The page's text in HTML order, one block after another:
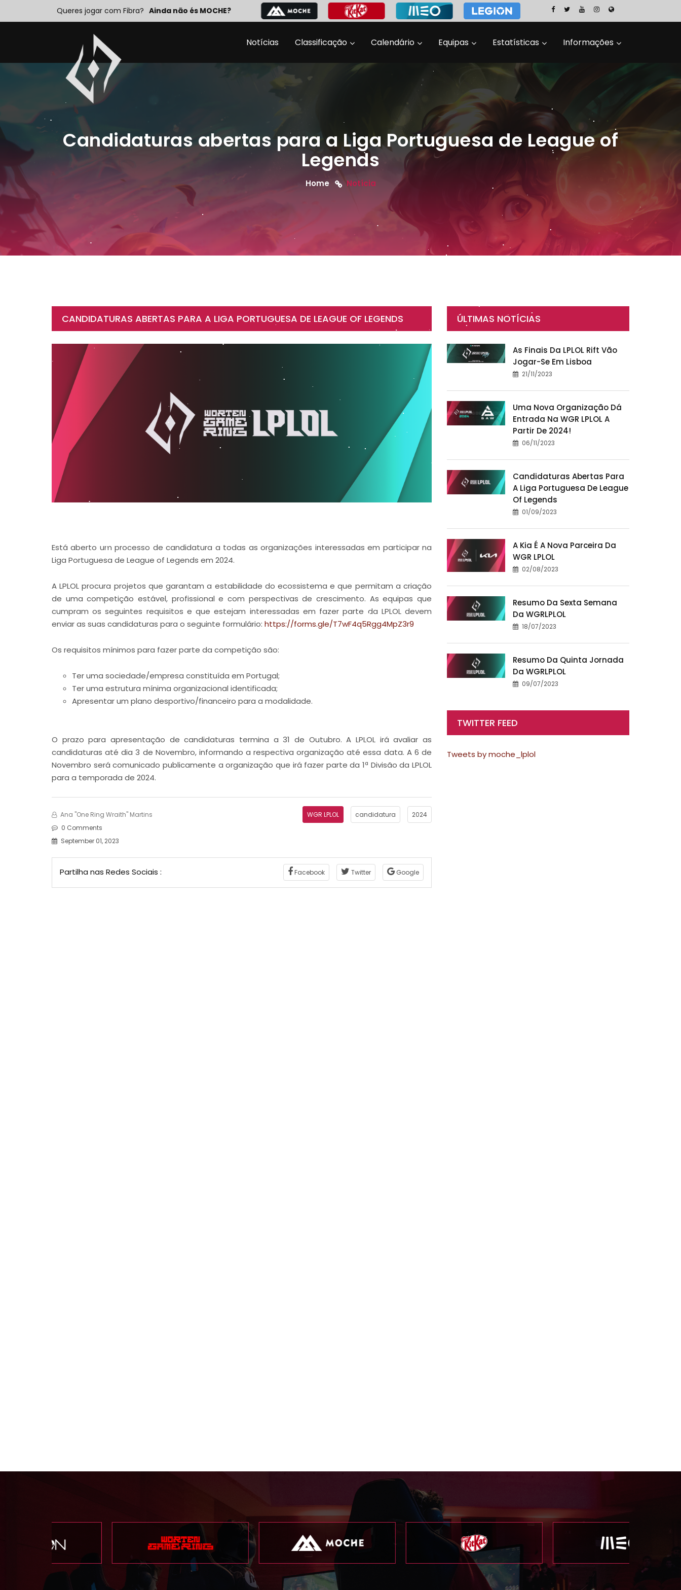
Queres jogar com Fibra? Ainda não és MOCHE?
Notícias Classificação Calendário Equipas Estatísticas Informações
Candidaturas abertas para a Liga Portuguesa de League of
Legends
Home Notícia
CANDIDATURAS ABERTAS PARA A LIGA PORTUGUESA DE LEAGUE OF LEGENDS
Está aberto um processo de candidatura a todas as organizações interessadas em participar na
Liga Portuguesa de League of Legends em 2024.
A LPLOL procura projetos que garantam a estabilidade do ecossistema e que permitam a criação
de uma competição estável, profissional e com perspectivas de crescimento. As equipas que
cumpram os seguintes requisitos e que estejam interessadas em fazer parte da LPLOL devem
enviar as suas candidaturas para o seguinte formulário: https://forms.gle/T7wF4q5Rgg4MpZ3r9
Os requisitos mínimos para fazer parte da competição são:
Ter uma sociedade/empresa constituída em Portugal;
Ter uma estrutura mínima organizacional identificada;
Apresentar um plano desportivo/financeiro para a modalidade.
O prazo para apresentação de candidaturas termina a 31 de Outubro. A LPLOL irá avaliar as
candidaturas até dia 3 de Novembro, informando a respectiva organização até essa data. A 6 de
Novembro será comunicado publicamente a organização que irá fazer parte da 1ª Divisão da LPLOL
para a temporada de 2024.
Ana "One Ring Wraith" Martins
0 Comments
September 01, 2023
WGR LPLOL candidatura 2024
Partilha nas Redes Sociais : Facebook Twitter Google
ÚLTIMAS NOTÍCIAS
As Finais Da LPLOL Rift Vão
Jogar-Se Em Lisboa
21/11/2023
Uma Nova Organização Dá
Entrada Na WGR LPLOL A
Partir De 2024!
06/11/2023
Candidaturas Abertas Para
A Liga Portuguesa De League
Of Legends
01/09/2023
A Kia É A Nova Parceira Da
WGR LPLOL
02/08/2023
Resumo Da Sexta Semana
Da WGRLPLOL
18/07/2023
Resumo Da Quinta Jornada
Da WGRLPLOL
09/07/2023
TWITTER FEED
Tweets by moche_lplol